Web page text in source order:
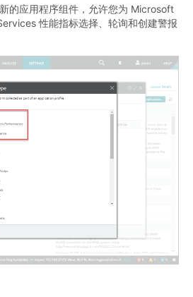
的应用程序组件，允许您为 Microsoft
性能指标选择、轮询和创建警报